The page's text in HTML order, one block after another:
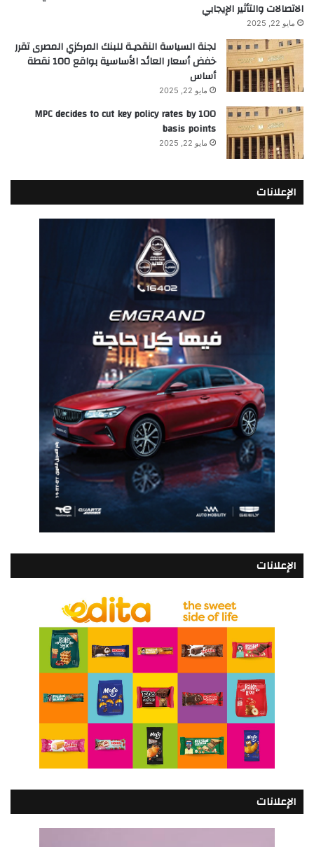
الاتصالات والتأثير الإيجابي
مايو 22, 2025
لجنة السياسة النقديـة للبنك المركزي المصرى تقرر
خفض أسعار العائد الأساسية بواقع 100 نقطة
أساس
مايو 22, 2025
MPC decides to cut key policy rates by 100
basis points
مايو 22, 2025
الإعلانات
الإعلانات
الإعلانات